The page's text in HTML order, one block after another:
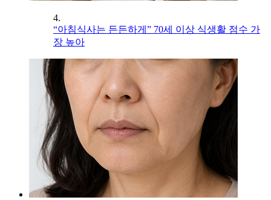
4.
“아침식사는 든든하게” 70세 이상 식생활 점수 가
장 높아